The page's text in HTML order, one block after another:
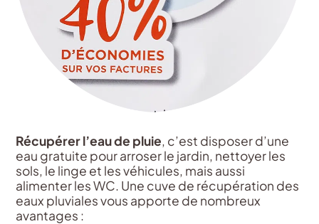
Récupérer l’eau de pluie, c’est disposer d’une
eau gratuite pour arroser le jardin, nettoyer les
sols, le linge et les véhicules, mais aussi
alimenter les WC. Une cuve de récupération des
eaux pluviales vous apporte de nombreux
avantages :